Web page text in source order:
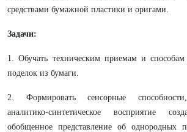
средствами бумажной пластики и оригами.
Задачи:
1. Обучать техническим приемам и способам
поделок из бумаги.
2. Формировать сенсорные способности,
аналитико-синтетическое восприятие
обобщенное представление об однородных